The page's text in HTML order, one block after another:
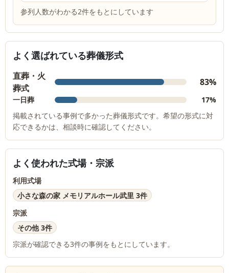
参列人数がわかる2件をもとにしています
よく選ばれている葬儀形式
直葬・火
葬式
83%
一日葬
17%
掲載されている事例で多かった葬儀形式です。希望の形式に対
応できるかは、相談時に確認してください。
よく使われた式場・宗派
利用式場
小さな森の家 メモリアルホール武里 3件
宗派
その他 3件
宗派が確認できる3件の事例をもとにしています。